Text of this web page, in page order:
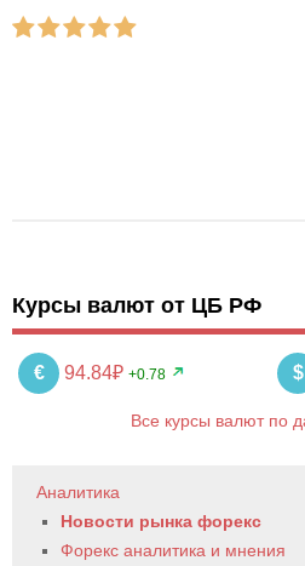
Курсы валют от ЦБ РФ
€ 94.84₽ +0.78 $
Все курсы валют по
Аналитика
Новости рынка форекс
Форекс аналитика и мнения